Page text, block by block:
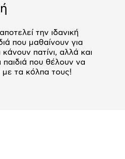
την ιδανική
που μαθαίνουν για
πατίνι, αλλά και
παιδιά που θέλουν να
με τα κόλπα τους!